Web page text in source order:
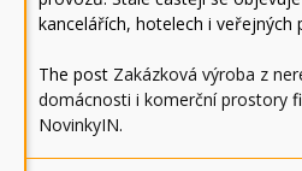
kancelářích, hotelech i
The post Zakázková výroba z
domácnosti i komerční prostory
NovinkyIN.